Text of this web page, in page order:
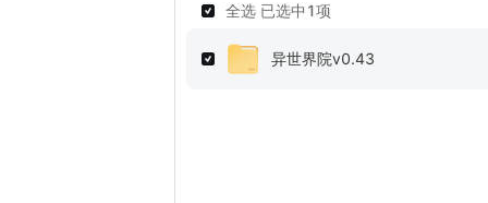
全选 已选中 1项
异世界院v0.43